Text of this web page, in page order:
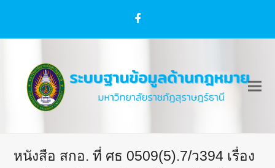
Facebook
หนังสือ สกอ. ที่ ศธ 0509(5).7/ว394 เรื่อง